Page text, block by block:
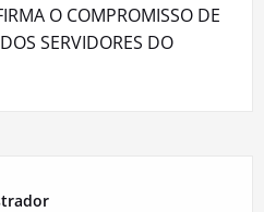
O COMPROMISSO DE
SERVIDORES DO